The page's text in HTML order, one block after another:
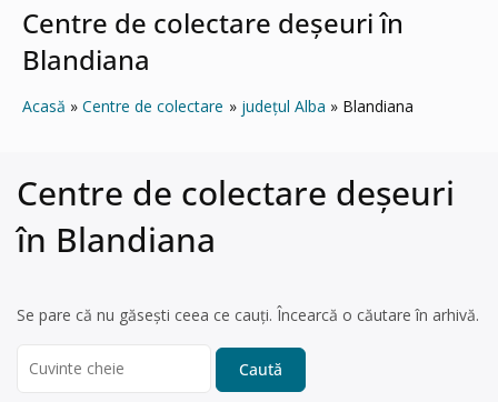
Centre de colectare deșeuri în
Blandiana
Acasă Centre de colectare județul Alba Blandiana
Centre de colectare deșeuri
în Blandiana
Se pare că nu găsești ceea ce cauți. Încearcă o căutare în arhivă.
for: